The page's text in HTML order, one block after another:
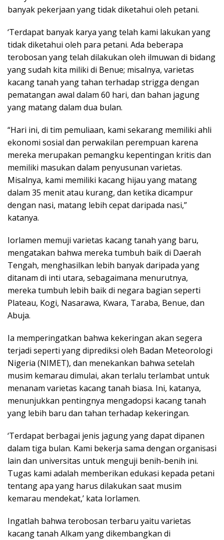
banyak pekerjaan yang tidak diketahui oleh petani.
‘Terdapat banyak karya yang telah kami lakukan yang
tidak diketahui oleh para petani. Ada beberapa
terobosan yang telah dilakukan oleh ilmuwan di bidang
yang sudah kita miliki di Benue; misalnya, varietas
kacang tanah yang tahan terhadap strigga dengan
pematangan awal dalam 60 hari, dan bahan jagung
yang matang dalam dua bulan.
“Hari ini, di tim pemuliaan, kami sekarang memiliki ahli
ekonomi sosial dan perwakilan perempuan karena
mereka merupakan pemangku kepentingan kritis dan
memiliki masukan dalam penyusunan varietas.
Misalnya, kami memiliki kacang hijau yang matang
dalam 35 menit atau kurang, dan ketika dicampur
dengan nasi, matang lebih cepat daripada nasi,”
katanya.
Iorlamen memuji varietas kacang tanah yang baru,
mengatakan bahwa mereka tumbuh baik di Daerah
Tengah, menghasilkan lebih banyak daripada yang
ditanam di inti utara, sebagaimana menurutnya,
mereka tumbuh lebih baik di negara bagian seperti
Plateau, Kogi, Nasarawa, Kwara, Taraba, Benue, dan
Abuja.
Ia memperingatkan bahwa kekeringan akan segera
terjadi seperti yang diprediksi oleh Badan Meteorologi
Nigeria (NIMET), dan menekankan bahwa setelah
musim kemarau dimulai, akan terlalu terlambat untuk
menanam varietas kacang tanah biasa. Ini, katanya,
menunjukkan pentingnya mengadopsi kacang tanah
yang lebih baru dan tahan terhadap kekeringan.
‘Terdapat berbagai jenis jagung yang dapat dipanen
dalam tiga bulan. Kami bekerja sama dengan organisasi
lain dan universitas untuk menguji benih-benih ini.
Tugas kami adalah memberikan edukasi kepada petani
tentang apa yang harus dilakukan saat musim
kemarau mendekat,’ kata Iorlamen.
Ingatlah bahwa terobosan terbaru yaitu varietas
kacang tanah Alkam yang dikembangkan di